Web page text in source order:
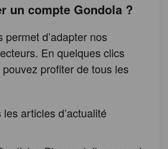
un compte Gondola ?
permet d’adapter nos
En quelques clics
profiter de tous les
articles d’actualité